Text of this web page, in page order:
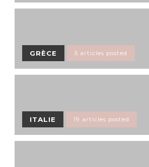
GRÈCE 5 articles posted
ITALIE 19 articles posted